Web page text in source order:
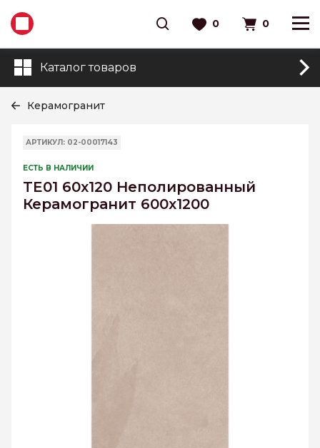
0 0
Каталог товаров
Керамогранит
АРТИКУЛ: 02-00017143
ЕСТЬ В НАЛИЧИИ
TE01 60x120 Неполированный
Керамогранит 600x1200